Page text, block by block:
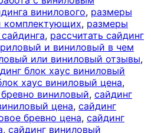
винилового, размеры
комплектующих, размеры
, рассчитать сайдинг
и виниловый в чем
или виниловый отзывы,
блок хаус виниловый
хаус виниловый цена,
виниловый, сайдинг
цена, сайдинг
бревно цена, сайдинг
, сайдинг виниловый